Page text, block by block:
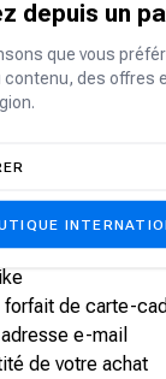
de carte-
est un bon
une carte-
le bas jusqu'à
de carte-
e-mail
de votre achat
depuis un
que vous
des offres